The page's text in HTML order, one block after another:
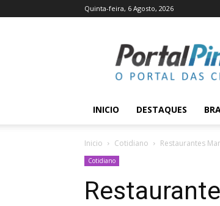
Quinta-feira, 6 Agosto, 2026
Pinzón
INICIO DESTAQUES
Inicio Cotidiano Restaurantes
Cotidiano